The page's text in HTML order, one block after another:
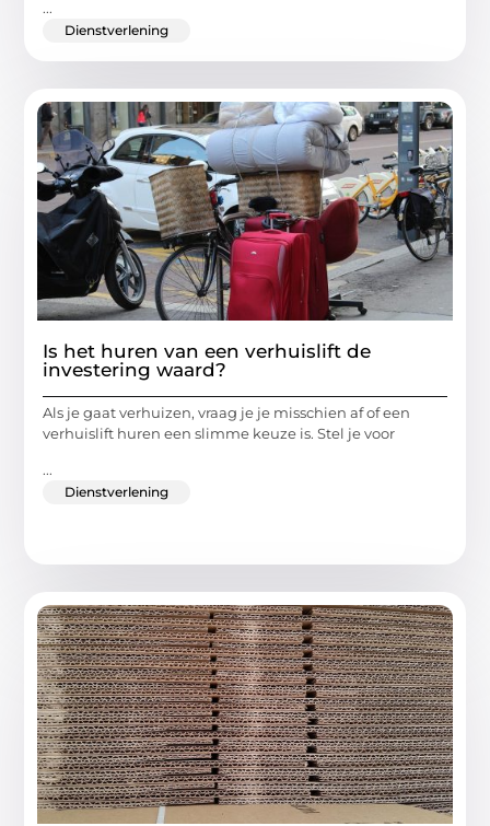
...
Dienstverlening
Is het huren van een verhuislift de
investering waard?
Als je gaat verhuizen, vraag je je misschien af of een
verhuislift huren een slimme keuze is. Stel je voor
...
Dienstverlening